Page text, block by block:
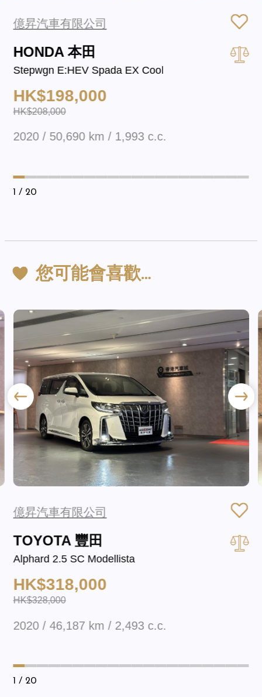
億昇汽車有限公司
HONDA 本田
Stepwgn E:HEV Spada EX Cool
HK$198,000
HK$208,000
2020 / 50,690 km / 1,993 c.c.
1 / 20
您可能會喜歡…
億昇汽車有限公司
TOYOTA 豐田
Alphard 2.5 SC Modellista
HK$318,000
HK$328,000
2020 / 46,187 km / 2,493 c.c.
1 / 20